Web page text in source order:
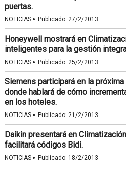
puertas.
NOTICIAS · Publicado: 27/2/2013
Honeywell mostrará en
inteligentes para la gestión
NOTICIAS · Publicado: 25/2/2013
Siemens participará en la
donde hablará de cómo
en los hoteles.
NOTICIAS · Publicado: 21/2/2013
Daikin presentará en
facilitará códigos Bidi.
NOTICIAS · Publicado: 18/2/2013